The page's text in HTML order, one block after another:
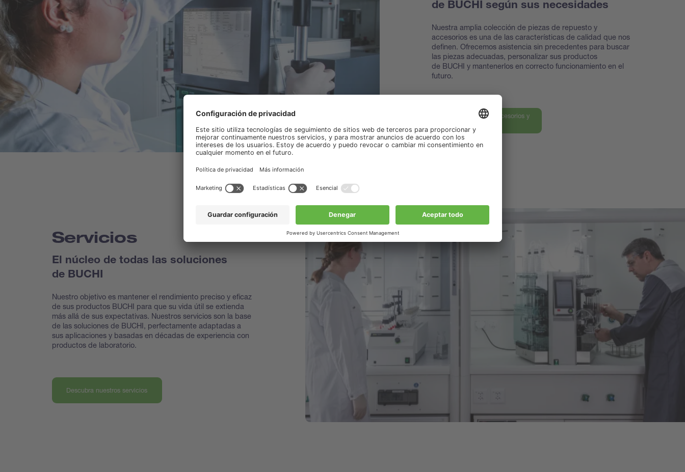
de BUCHI según sus necesidades
Nuestra amplia colección de piezas de repuesto y
accesorios es una de las características de calidad que nos
definen. Ofrecemos asistencia sin precedentes para buscar
las piezas adecuadas, personalizar sus productos
de BUCHI y mantenerlos en correcto funcionamiento en el
futuro.
Descubra nuestros accesorios y
Servicios
El núcleo de todas las soluciones
de BUCHI
Nuestro objetivo es mantener el rendimiento preciso y eficaz
de sus productos BUCHI para que su vida útil se extienda
más allá de sus expectativas. Nuestros servicios son la base
de las soluciones de BUCHI, perfectamente adaptadas a
sus aplicaciones y basadas en décadas de experiencia con
productos de laboratorio.
Descubra nuestros servicios